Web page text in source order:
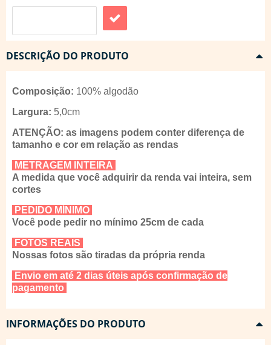
DESCRIÇÃO DO PRODUTO
Composição: 100% algodão
Largura: 5,0cm
ATENÇÃO: as imagens podem conter diferença de
tamanho e cor em relação as rendas
METRAGEM INTEIRA
A medida que você adquirir da renda vai inteira, sem
cortes
PEDIDO MÍNIMO
Você pode pedir no mínimo 25cm de cada
FOTOS REAIS
Nossas fotos são tiradas da própria renda
Envio em até 2 dias úteis após confirmação de
pagamento
INFORMAÇÕES DO PRODUTO